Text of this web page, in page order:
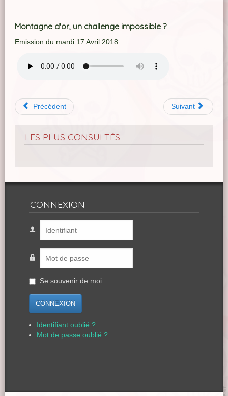
Montagne d'or, un challenge impossible ?
Emission du mardi 17 Avril 2018
Précédent Suivant
LES PLUS CONSULTÉS
CONNEXION
Se souvenir de moi
CONNEXION
Identifiant oublié ?
Mot de passe oublié ?